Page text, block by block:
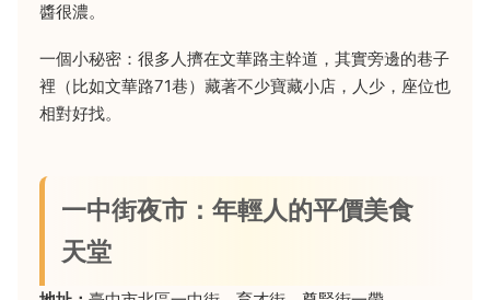
醬很濃。
一個小秘密：很多人擠在文華路主幹道，其實旁邊的巷子
裡（比如文華路71巷）藏著不少寶藏小店，人少，座位也
相對好找。
一中街夜市：年輕人的平價美食
天堂